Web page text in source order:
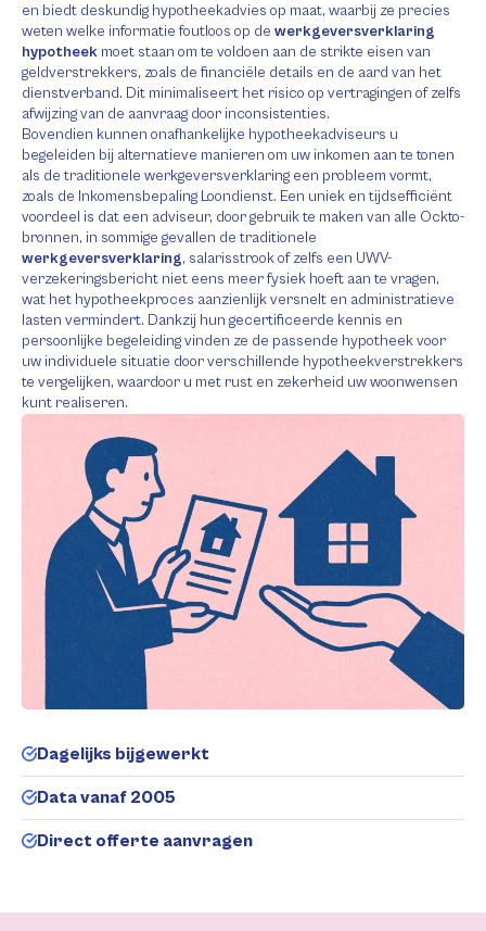
en biedt deskundig hypotheekadvies op maat, waarbij ze precies
weten welke informatie foutloos op de werkgeversverklaring
hypotheek moet staan om te voldoen aan de strikte eisen van
geldverstrekkers, zoals de financiële details en de aard van het
dienstverband. Dit minimaliseert het risico op vertragingen of zelfs
afwijzing van de aanvraag door inconsistenties.
Bovendien kunnen onafhankelijke hypotheekadviseurs u
begeleiden bij alternatieve manieren om uw inkomen aan te tonen
als de traditionele werkgeversverklaring een probleem vormt,
zoals de Inkomensbepaling Loondienst. Een uniek en tijdsefficiënt
voordeel is dat een adviseur, door gebruik te maken van alle Ockto-
bronnen, in sommige gevallen de traditionele
werkgeversverklaring, salarisstrook of zelfs een UWV-
verzekeringsbericht niet eens meer fysiek hoeft aan te vragen,
wat het hypotheekproces aanzienlijk versnelt en administratieve
lasten vermindert. Dankzij hun gecertificeerde kennis en
persoonlijke begeleiding vinden ze de passende hypotheek voor
uw individuele situatie door verschillende hypotheekverstrekkers
te vergelijken, waardoor u met rust en zekerheid uw woonwensen
kunt realiseren.
Dagelijks bijgewerkt
Data vanaf 2005
Direct offerte aanvragen